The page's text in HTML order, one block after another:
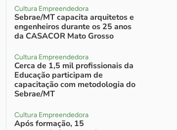
Cultura Empreendedora
Sebrae/MT capacita arquitetos e
engenheiros durante os 25 anos
da CASACOR Mato Grosso
Cultura Empreendedora
Cerca de 1,5 mil profissionais da
Educação participam de
capacitação com metodologia do
Sebrae/MT
Cultura Empreendedora
Após formação, 15